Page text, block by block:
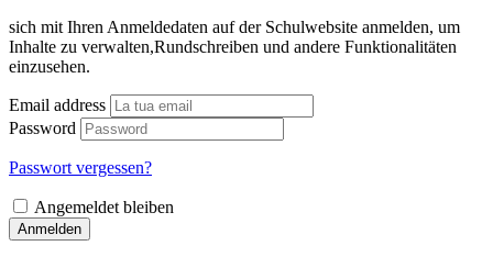
sich mit Ihren Anmeldedaten auf der Schulwebsite anmelden, um
Inhalte zu verwalten,Rundschreiben und andere Funktionalitäten
einzusehen.
Email address
Password
Passwort vergessen?
Angemeldet bleiben
Anmelden